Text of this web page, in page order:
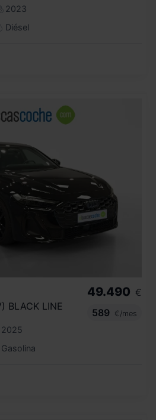
2023
Diésel
BLACK LINE
2025
Gasolina
49.490 €
589
€/mes